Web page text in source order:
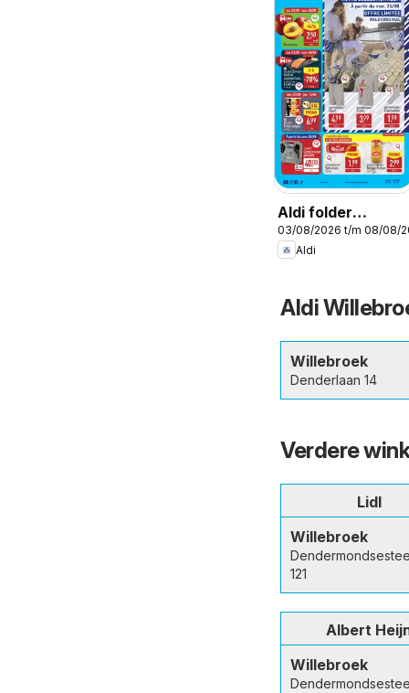
Aldi folder
semaine 32
03/08/2026 t/m 08/08/
Aldi
Aldi
Willebroek
Denderlaan 14
Verdere
Lidl
Willebroek
121
Albert
Willebroek